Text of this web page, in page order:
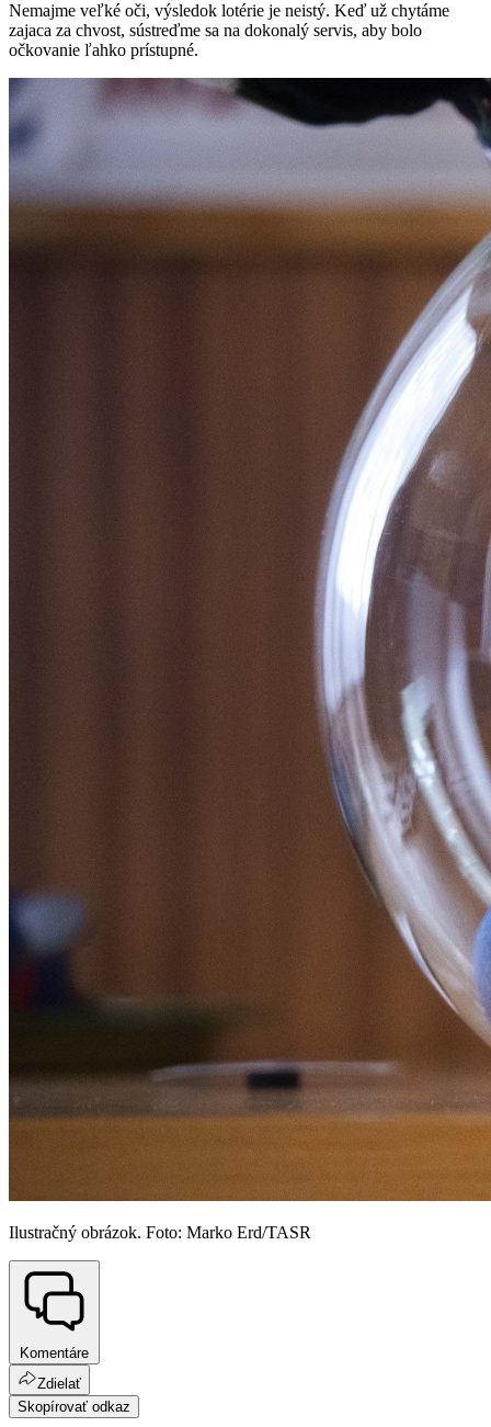
Nemajme veľké oči, výsledok lotérie je neistý. Keď už chytáme
zajaca za chvost, sústreďme sa na dokonalý servis, aby bolo
očkovanie ľahko prístupné.
Ilustračný obrázok. Foto: Marko Erd/TASR
Komentáre
Zdielať
Skopírovať odkaz